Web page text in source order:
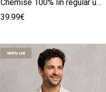
Chemise 100% lin regular unie
39.99€